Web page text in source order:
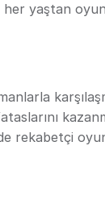
her yaştan
rekabetçi